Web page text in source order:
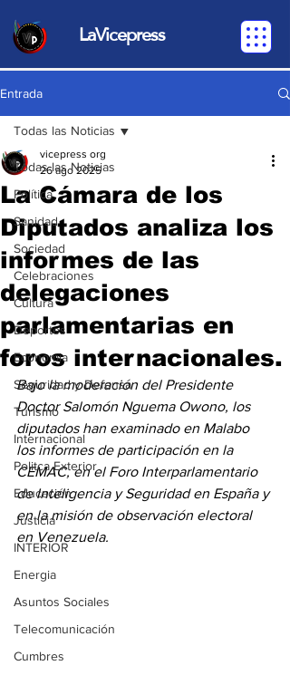
LaVicepress
Entrada
Todas las Noticias
Política
Sanidad
Sociedad
Celebraciones
Cultura
Deportes
Economia
Seguridad y Defensa
Turismo
Internacional
Politca Exterior
Educación
Justicia
INTERIOR
Energia
Asuntos Sociales
Telecomunicación
Cumbres
Todas las Noticias
La Cámara de los
Diputados analiza los
informes de las
delegaciones
parlamentarias en
foros internacionales.
vicepress org
26 ago 2025
Bajo la moderación del Presidente
Doctor Salomón Nguema Owono, los
diputados han examinado en Malabo
los informes de participación en la
CEMAC, en el Foro Interparlamentario
de Inteligencia y Seguridad en España y
en la misión de observación electoral
en Venezuela.